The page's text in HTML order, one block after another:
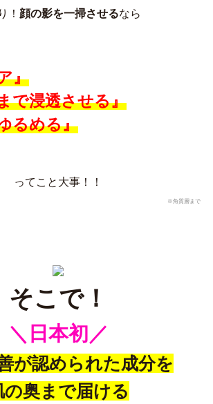
！ 顔の影を一掃させるなら
』
で浸透させる』
るめる』
ってこと大事！！
※角質層まで
そこで！
＼日本初／
が認められた成分を
の奥まで届ける